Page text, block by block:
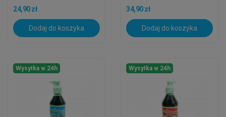
Pierwiastki...
24,90 zł
Dodaj do koszyka
Pierwiastki...
34,90 zł
Dodaj do koszyka
Wysyłka w 24h Wysyłka w 24h